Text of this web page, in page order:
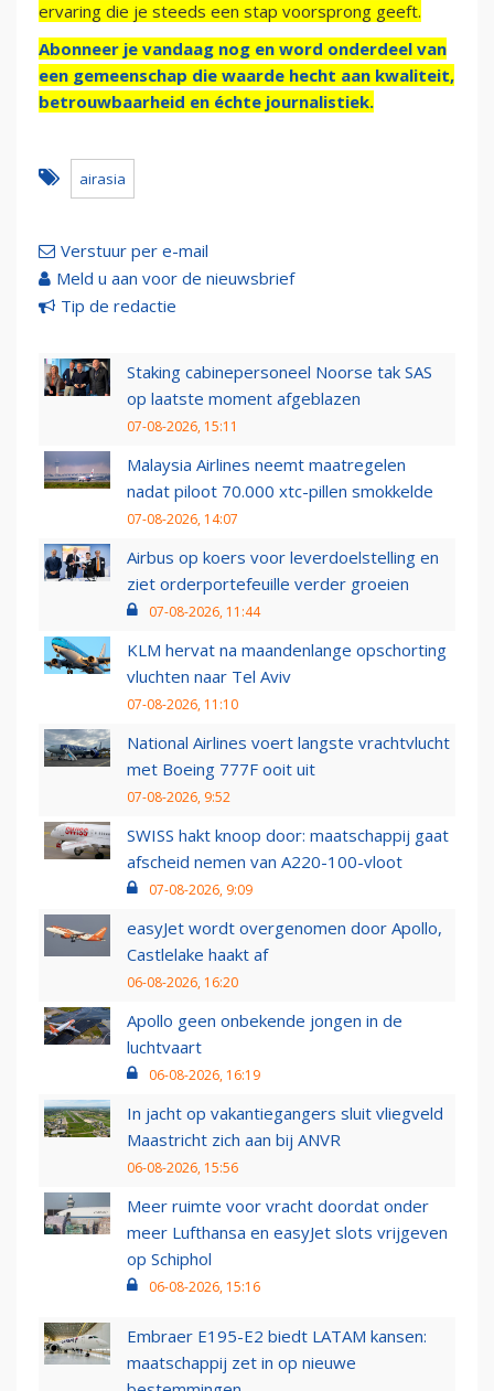
ervaring die je steeds een stap voorsprong geeft.
Abonneer je vandaag nog en word onderdeel van
een gemeenschap die waarde hecht aan kwaliteit,
betrouwbaarheid en échte journalistiek.
airasia
Verstuur per e-mail
Meld u aan voor de nieuwsbrief
Tip de redactie
Staking cabinepersoneel Noorse tak SAS
op laatste moment afgeblazen
07-08-2026, 15:11
Malaysia Airlines neemt maatregelen
nadat piloot 70.000 xtc-pillen smokkelde
07-08-2026, 14:07
Airbus op koers voor leverdoelstelling en
ziet orderportefeuille verder groeien
07-08-2026, 11:44
KLM hervat na maandenlange opschorting
vluchten naar Tel Aviv
07-08-2026, 11:10
National Airlines voert langste vrachtvlucht
met Boeing 777F ooit uit
07-08-2026, 9:52
SWISS hakt knoop door: maatschappij gaat
afscheid nemen van A220-100-vloot
07-08-2026, 9:09
easyJet wordt overgenomen door Apollo,
Castlelake haakt af
06-08-2026, 16:20
Apollo geen onbekende jongen in de
luchtvaart
06-08-2026, 16:19
In jacht op vakantiegangers sluit vliegveld
Maastricht zich aan bij ANVR
06-08-2026, 15:56
Meer ruimte voor vracht doordat onder
meer Lufthansa en easyJet slots vrijgeven
op Schiphol
06-08-2026, 15:16
Embraer E195-E2 biedt LATAM kansen:
maatschappij zet in op nieuwe